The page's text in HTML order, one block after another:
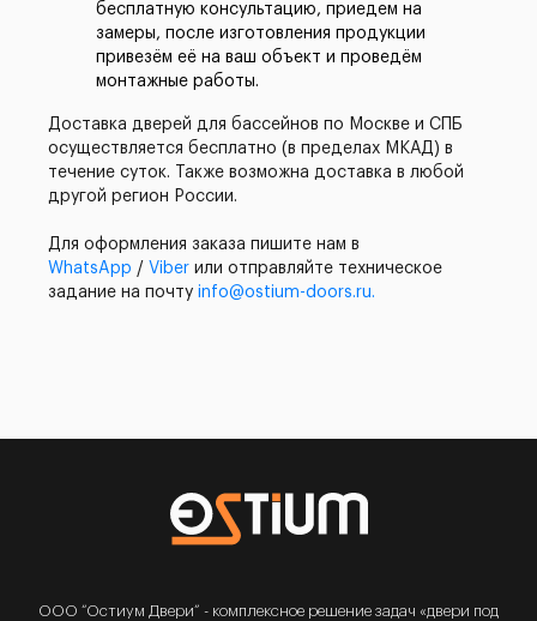
бесплатную консультацию, приедем на
замеры, после изготовления продукции
привезём её на ваш объект и проведём
монтажные работы.
Доставка дверей для бассейнов по Москве и СПБ
осуществляется бесплатно (в пределах МКАД) в
течение суток. Также возможна доставка в любой
другой регион России.
Для оформления заказа пишите нам в
WhatsApp / Viber или отправляйте техническое
задание на почту info@ostium-doors.ru.
ООО “Остиум Двери” - комплексное решение задач «двери под